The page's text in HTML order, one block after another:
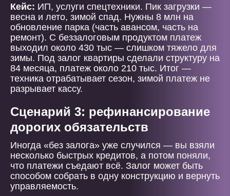
Кейс: ИП, услуги спецтехники. Пик загрузки —
весна и лето, зимой спад. Нужны 8 млн на
обновление парка (часть авансом, часть на
ремонт). С беззалоговым продуктом платеж
выходил около 430 тыс — слишком тяжело для
зимы. Под залог квартиры сделали структуру на
84 месяца, платеж около 210 тыс. Итог —
техника отрабатывает сезон, зимой платеж не
разрывает кассу.
Сценарий 3: рефинансирование
дорогих обязательств
Иногда «без залога» уже случился — вы взяли
несколько быстрых кредитов, а потом поняли,
что платежи съедают всё. Залог может быть
способом собрать в одну конструкцию и вернуть
управляемость.